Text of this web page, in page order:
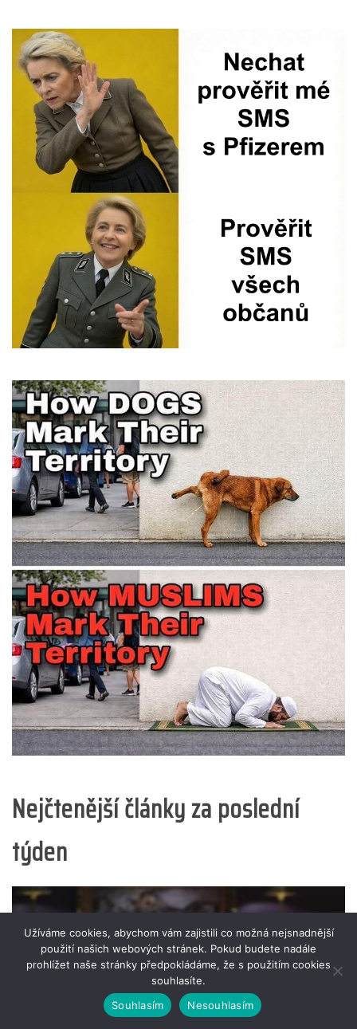
Nejčtenější články za poslední
týden
Užíváme cookies, abychom vám zajistili co možná nejsnadnější
použití našich webových stránek. Pokud budete nadále
prohlížet naše stránky předpokládáme, že s použitím cookies
souhlasíte.
Souhlasím
Nesouhlasím